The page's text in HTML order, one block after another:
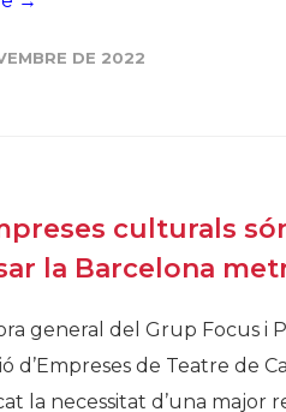
DE 2022
culturals
la Barcelona
general del Grup Focus i
d’Empreses de Teatre de
la necessitat d’una major